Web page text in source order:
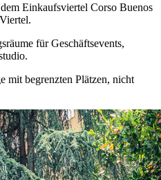
Einkaufsviertel Corso Buenos
für Geschäftsevents,
mit begrenzten Plätzen, nicht